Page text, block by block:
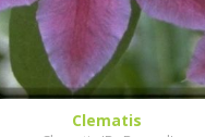
Clematis